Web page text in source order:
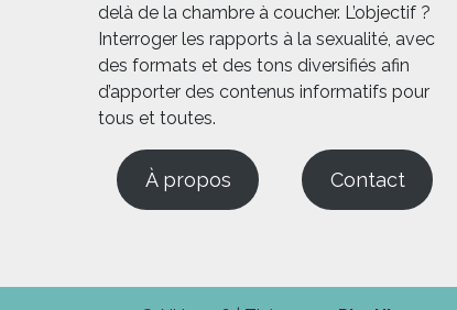
delà de la chambre à coucher. L’objectif ?
Interroger les rapports à la sexualité, avec
des formats et des tons diversifiés afin
d’apporter des contenus informatifs pour
tous et toutes.
À propos Contact